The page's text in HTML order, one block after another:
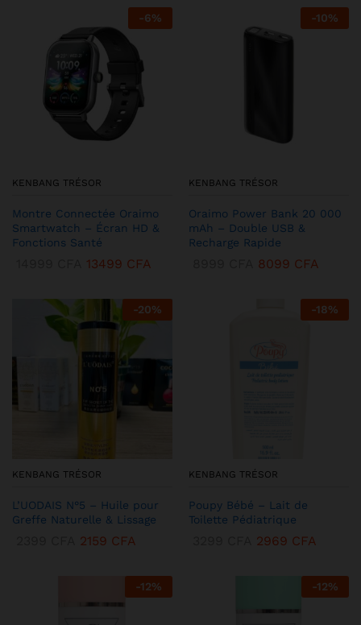
-6%
KENBANG TRÉSOR
Montre Connectée Oraimo
Smartwatch – Écran HD &
Fonctions Santé
13499 CFA
-10%
KENBANG TRÉSOR
Oraimo Power Bank 20 000
mAh – Double USB &
Recharge Rapide
8099 CFA
-20%
KENBANG TRÉSOR
L’UODAIS N°5 – Huile pour
Greffe Naturelle & Lissage
2159 CFA
-18%
KENBANG TRÉSOR
Poupy Bébé – Lait de
Toilette Pédiatrique
2969 CFA
-12% -12%